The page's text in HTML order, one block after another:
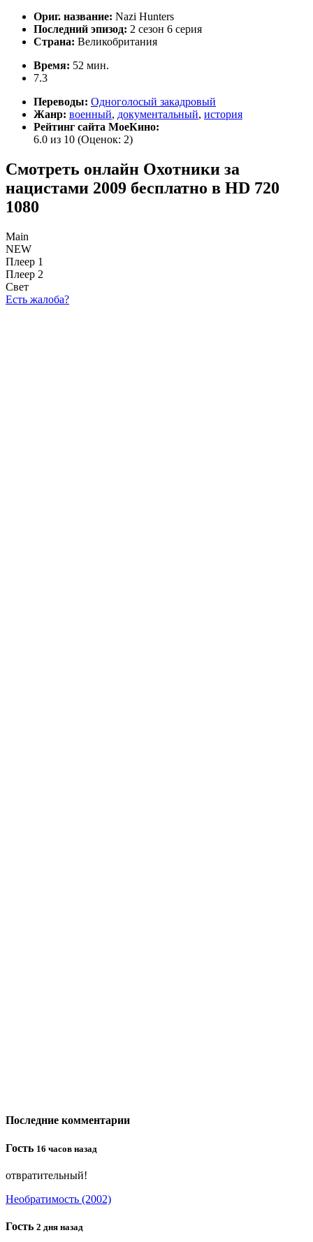
Ориг. название: Nazi Hunters
Последний эпизод: 2 сезон 6 серия
Страна: Великобритания
Время: 52 мин.
7.3
Переводы: Одноголосый закадровый
Жанр: военный, документальный, история
Рейтинг сайта МоеКино:
6.0 из 10 (Оценок: 2)
Смотреть онлайн Охотники за
нацистами 2009 бесплатно в HD 720
1080
Main
NEW
Плеер 1
Плеер 2
Свет
Есть жалоба?
Последние комментарии
Гость 16 часов назад
отвратительный!
Необратимость (2002)
Гость 2 дня назад